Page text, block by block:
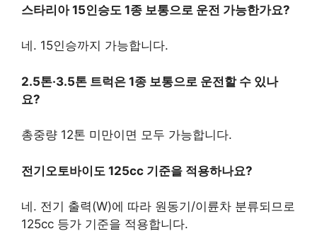
스타리아 15인승도 1종 보통으로 운전 가능한가요?
네. 15인승까지 가능합니다.
2.5톤·3.5톤 트럭은 1종 보통으로 운전할 수 있나
요?
총중량 12톤 미만이면 모두 가능합니다.
전기오토바이도 125cc 기준을 적용하나요?
네. 전기 출력(W)에 따라 원동기/이륜차 분류되므로
125cc 등가 기준을 적용합니다.